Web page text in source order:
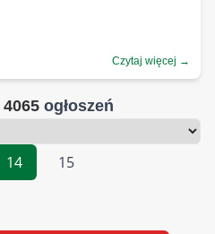
Czytaj więcej →
4065 ogłoszeń
14 15